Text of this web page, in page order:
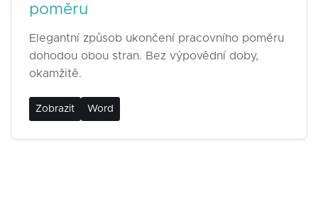
poměru
Elegantní způsob ukončení pracovního poměru
dohodou obou stran. Bez výpovědní doby,
okamžitě.
Zobrazit Word